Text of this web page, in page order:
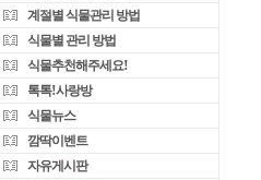
계절별 식물관리 방법
식물별 관리 방법
식물추천해주세요!
톡톡!사랑방
식물뉴스
깜딱이벤트
자유게시판